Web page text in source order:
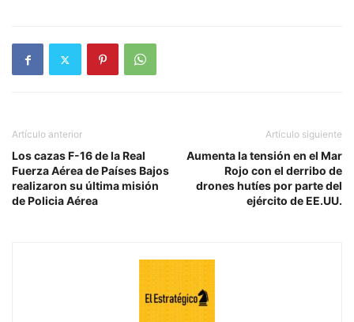
Artículo anterior
Los cazas F-16 de la Real
Fuerza Aérea de Países Bajos
realizaron su última misión
de Policia Aérea
Artículo siguiente
Aumenta la tensión en el Mar
Rojo con el derribo de
drones hutíes por parte del
ejército de EE.UU.